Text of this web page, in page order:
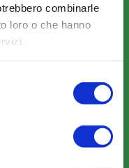
combinarle
loro o che hanno